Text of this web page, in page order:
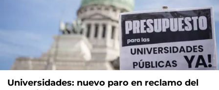
Universidades: nuevo paro en reclamo del